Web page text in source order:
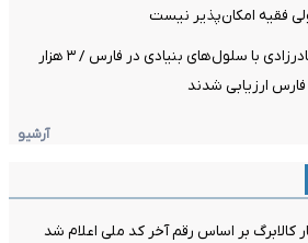
فقیه امکان‌پذیر نیست
آغاز درمان یک بیماری مادرزادی با سلول‌های بنیادی در فارس / ۳ هزار
ارزیابی شدند
آرشیو
کالابرگ بر اساس رقم آخر کد ملی اعلام شد